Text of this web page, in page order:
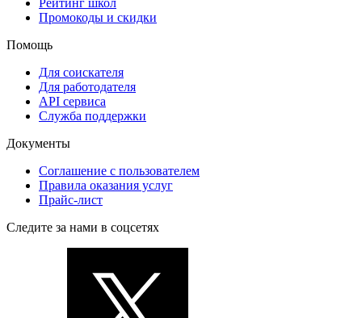
Промокоды и скидки
Помощь
Для соискателя
Для работодателя
API сервиса
Служба поддержки
Документы
Соглашение с пользователем
Правила оказания услуг
Прайс-лист
Следите за нами в соцсетях